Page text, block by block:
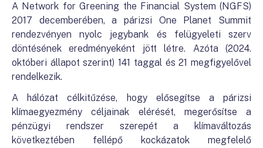
A Network for Greening the Financial System (NGFS)
2017 decemberében, a párizsi One Planet Summit
rendezvényen nyolc jegybank és felügyeleti szerv
döntésének eredményeként jött létre. Azóta (2024.
októberi állapot szerint) 141 taggal és 21 megfigyelővel
rendelkezik.
A hálózat célkitűzése, hogy elősegítse a párizsi
klímaegyezmény céljainak elérését, megerősítse a
pénzügyi rendszer szerepét a klímaváltozás
következtében fellépő kockázatok megfelelő